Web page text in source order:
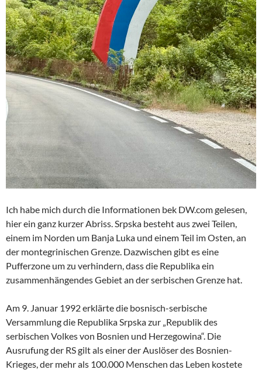
Ich habe mich durch die Informationen bek DW.com gelesen,
hier ein ganz kurzer Abriss. Srpska besteht aus zwei Teilen,
einem im Norden um Banja Luka und einem Teil im Osten, an
der montegrinischen Grenze. Dazwischen gibt es eine
Pufferzone um zu verhindern, dass die Republika ein
zusammenhängendes Gebiet an der serbischen Grenze hat.
Am 9. Januar 1992 erklärte die bosnisch-serbische
Versammlung die Republika Srpska zur „Republik des
serbischen Volkes von Bosnien und Herzegowina“. Die
Ausrufung der RS gilt als einer der Auslöser des Bosnien-
Krieges, der mehr als 100.000 Menschen das Leben kostete